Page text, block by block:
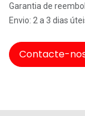
Garantia de
Envio: 2 a 3 dias
Contacte-